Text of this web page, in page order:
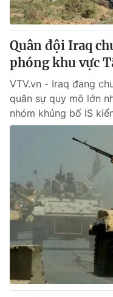
Quân đội Iraq
phóng khu vực
VTV.vn - Iraq đang
quân sự quy mô lớn
nhóm khủng bố IS